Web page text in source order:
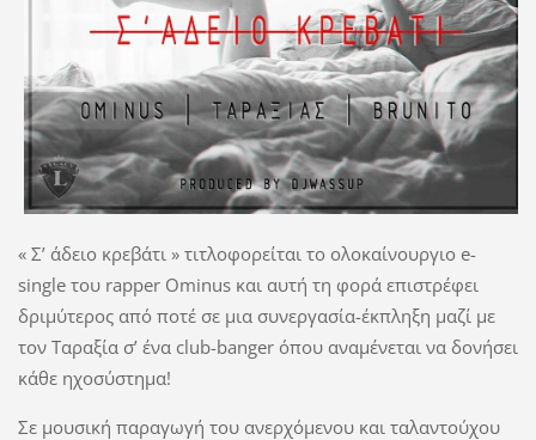
« Σ’ άδειο κρεβάτι » τιτλοφορείται το ολοκαίνουργιο e-
single του rapper Ominus και αυτή τη φορά επιστρέφει
δριμύτερος από ποτέ σε μια συνεργασία-έκπληξη μαζί με
τον Ταραξία σ’ ένα club-banger όπου αναμένεται να δονήσει
κάθε ηχοσύστημα!
Σε μουσική παραγωγή του ανερχόμενου και ταλαντούχου